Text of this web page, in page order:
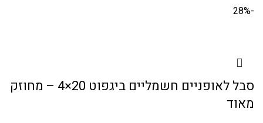
-28%
סבל לאופניים חשמליים ביגפוט 20×4 – מחוזק
מאוד